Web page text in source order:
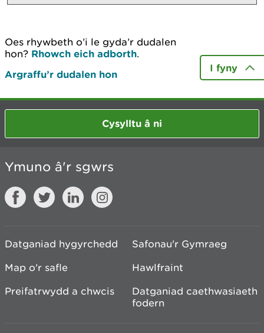
Oes rhywbeth o’i le gyda’r dudalen
hon? Rhowch eich adborth.
Argraffu’r dudalen hon
I fyny
Cysylltu â ni
Ymuno â'r sgwrs
Datganiad hygyrchedd
Safonau'r Gymraeg
Map o'r safle
Hawlfraint
Preifatrwydd a chwcis
Datganiad caethwasiaeth
fodern